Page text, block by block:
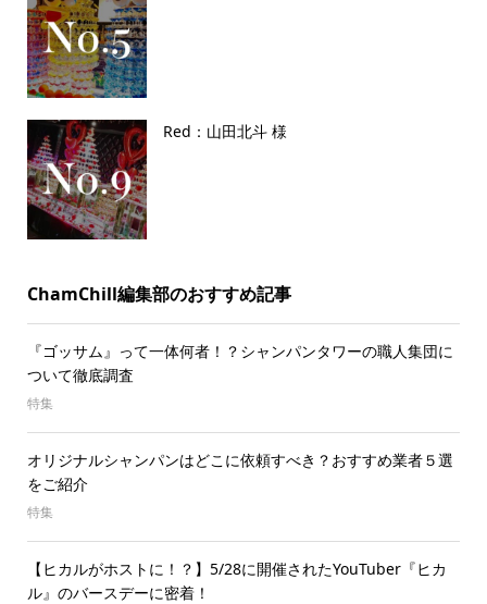
Red：山田北斗 様
ChamChill編集部のおすすめ記事
『ゴッサム』って一体何者！？シャンパンタワーの職人集団に
ついて徹底調査
特集
オリジナルシャンパンはどこに依頼すべき？おすすめ業者５選
をご紹介
特集
【ヒカルがホストに！？】5/28に開催されたYouTuber『ヒカ
ル』のバースデーに密着！